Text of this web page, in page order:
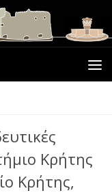
Κρήτης
Κρήτης,